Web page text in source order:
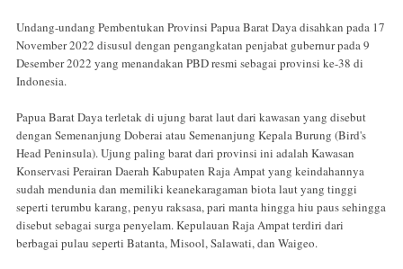
Undang-undang Pembentukan Provinsi Papua Barat Daya disahkan pada 17
November 2022 disusul dengan pengangkatan penjabat gubernur pada 9
Desember 2022 yang menandakan PBD resmi sebagai provinsi ke-38 di
Indonesia.
Papua Barat Daya terletak di ujung barat laut dari kawasan yang disebut
dengan Semenanjung Doberai atau Semenanjung Kepala Burung (Bird's
Head Peninsula). Ujung paling barat dari provinsi ini adalah Kawasan
Konservasi Perairan Daerah Kabupaten Raja Ampat yang keindahannya
sudah mendunia dan memiliki keanekaragaman biota laut yang tinggi
seperti terumbu karang, penyu raksasa, pari manta hingga hiu paus sehingga
disebut sebagai surga penyelam. Kepulauan Raja Ampat terdiri dari
berbagai pulau seperti Batanta, Misool, Salawati, dan Waigeo.